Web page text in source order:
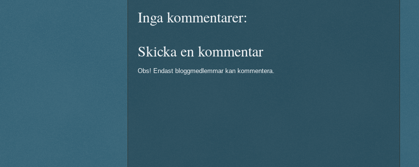
Inga kommentarer:
Skicka en kommentar
Obs! Endast bloggmedlemmar kan kommentera.